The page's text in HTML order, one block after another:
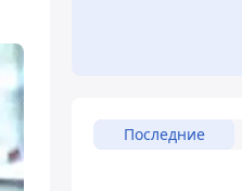
Последние